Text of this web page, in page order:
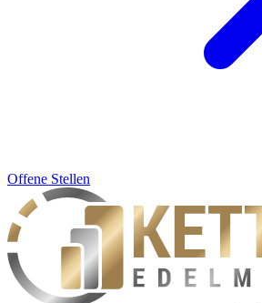
Offene Stellen